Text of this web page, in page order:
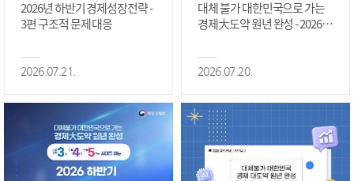
2026년 하반기 경제성장전략 -
3편 구조적 문제 대응
2026.07.21.
대체 불가 대한민국으로 가는
경제大도약 원년 완성 - 2026 하
정상화 #2편
2026.07.20.